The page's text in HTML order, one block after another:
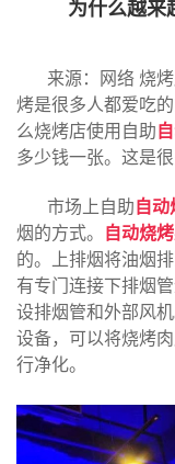
为什么越来
来源：网络 烧
烤是很多人都爱吃
么烧烤店使用自助
多少钱一张。这是
市场上自助 自动
烟的方式。
自动烧
的。上排烟将油烟
有专门连接下排烟
设排烟管和外部风
设备，可以将烧烤
行净化。